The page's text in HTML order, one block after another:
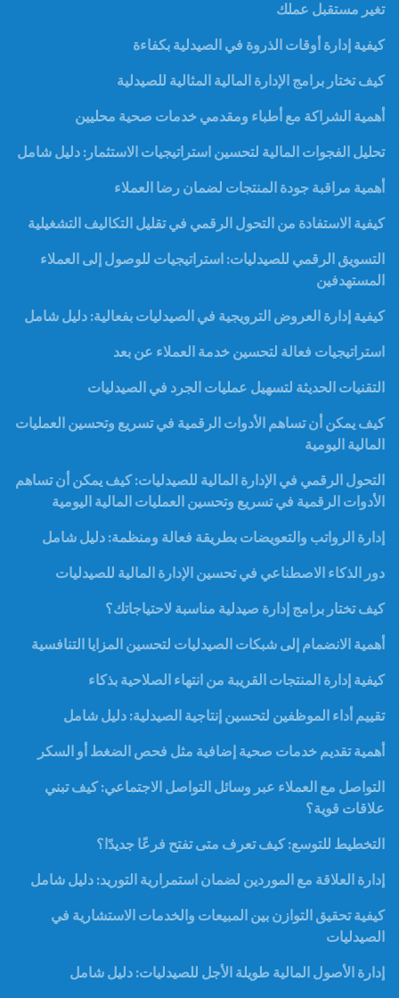
تغير مستقبل عملك
كيفية إدارة أوقات الذروة في الصيدلية بكفاءة
كيف تختار برامج الإدارة المالية المثالية للصيدلية
أهمية الشراكة مع أطباء ومقدمي خدمات صحية محليين
تحليل الفجوات المالية لتحسين استراتيجيات الاستثمار: دليل شامل
أهمية مراقبة جودة المنتجات لضمان رضا العملاء
كيفية الاستفادة من التحول الرقمي في تقليل التكاليف التشغيلية
التسويق الرقمي للصيدليات: استراتيجيات للوصول إلى العملاء
المستهدفين
كيفية إدارة العروض الترويجية في الصيدليات بفعالية: دليل شامل
استراتيجيات فعالة لتحسين خدمة العملاء عن بعد
التقنيات الحديثة لتسهيل عمليات الجرد في الصيدليات
كيف يمكن أن تساهم الأدوات الرقمية في تسريع وتحسين العمليات
المالية اليومية
التحول الرقمي في الإدارة المالية للصيدليات: كيف يمكن أن تساهم
الأدوات الرقمية في تسريع وتحسين العمليات المالية اليومية
إدارة الرواتب والتعويضات بطريقة فعالة ومنظمة: دليل شامل
دور الذكاء الاصطناعي في تحسين الإدارة المالية للصيدليات
كيف تختار برامج إدارة صيدلية مناسبة لاحتياجاتك؟
أهمية الانضمام إلى شبكات الصيدليات لتحسين المزايا التنافسية
كيفية إدارة المنتجات القريبة من انتهاء الصلاحية بذكاء
تقييم أداء الموظفين لتحسين إنتاجية الصيدلية: دليل شامل
أهمية تقديم خدمات صحية إضافية مثل فحص الضغط أو السكر
التواصل مع العملاء عبر وسائل التواصل الاجتماعي: كيف تبني
علاقات قوية؟
التخطيط للتوسع: كيف تعرف متى تفتح فرعًا جديدًا؟
إدارة العلاقة مع الموردين لضمان استمرارية التوريد: دليل شامل
كيفية تحقيق التوازن بين المبيعات والخدمات الاستشارية في
الصيدليات
إدارة الأصول المالية طويلة الأجل للصيدليات: دليل شامل